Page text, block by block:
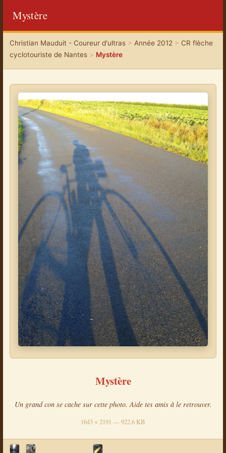
Mystère
Christian Mauduit - Coureur d'ultras> Année 2012 > CR flèche
cyclotouriste de Nantes> Mystère
Mystère
Un grand con se cache sur cette photo. Aide tes amis à le retrouver.
1643 × 2191 — 922.6 KB